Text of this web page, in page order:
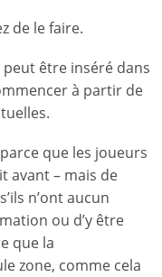
de le faire.
peut être inséré dans
à partir de
que les joueurs
avant – mais de
n’ont aucun
ou d’y être
que la
zone, comme cela